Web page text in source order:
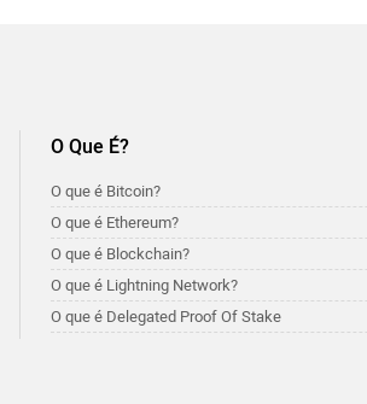
O Que É?
O que é Bitcoin?
O que é Ethereum?
O que é Blockchain?
O que é Lightning Network?
O que é Delegated Proof Of Stake